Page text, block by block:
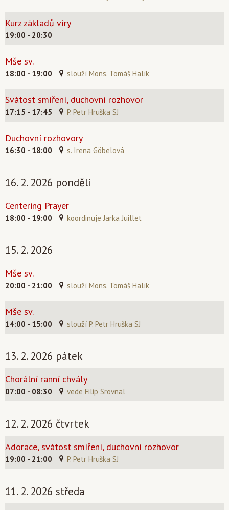
Kurz základů víry
19:00 - 20:30
Mše sv.
18:00 - 19:00 slouží Mons. Tomáš Halík
Svátost smíření, duchovní rozhovor
17:15 - 17:45 P. Petr Hruška SJ
Duchovní rozhovory
16:30 - 18:00 s. Irena Göbelová
16. 2. 2026 pondělí
Centering Prayer
18:00 - 19:00 koordinuje Jarka Juillet
15. 2. 2026
Mše sv.
20:00 - 21:00 slouží Mons. Tomáš Halík
Mše sv.
14:00 - 15:00 slouží P. Petr Hruška SJ
13. 2. 2026 pátek
Chorální ranní chvály
07:00 - 08:30 vede Filip Srovnal
12. 2. 2026 čtvrtek
Adorace, svátost smíření, duchovní rozhovor
19:00 - 21:00 P. Petr Hruška SJ
11. 2. 2026 středa